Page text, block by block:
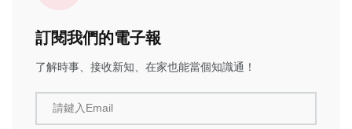
訂閱我們的電子報
了解時事、接收新知、在家也能當個知識通！
請鍵入Email